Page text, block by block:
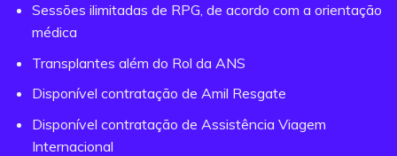
Sessões ilimitadas de RPG, de acordo com a orientação
médica
Transplantes além do Rol da ANS
Disponível contratação de Amil Resgate
Disponível contratação de Assistência Viagem
Internacional